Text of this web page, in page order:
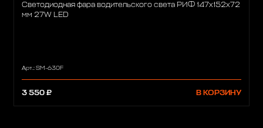
Светодиодная фара водительского света РИФ 147х152х72
мм 27W LED
Арт.: SM-630F
3 550 ₽ В КОРЗИНУ